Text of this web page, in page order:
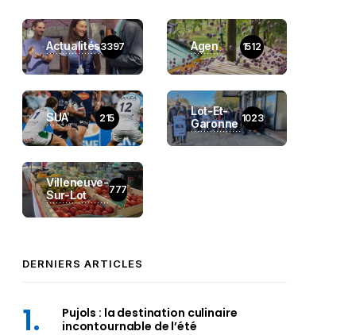
Actualités3397 Agen 1512
SUA 215
Lot-Et-
Garonne 1023
Villeneuve-
Sur-Lot
777
DERNIERS ARTICLES
Pujols : la destination culinaire
incontournable de l’été